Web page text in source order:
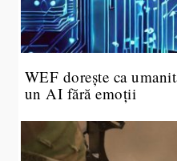
WEF dorește ca
un AI fără emoții